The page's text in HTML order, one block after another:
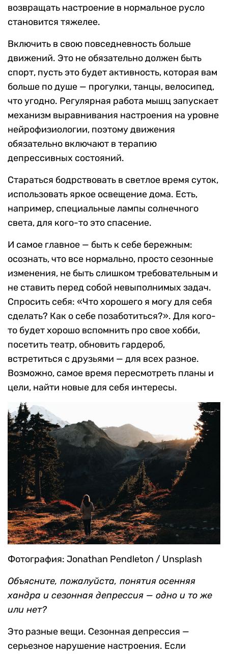
возвращать настроение в нормальное русло
становится тяжелее.
Включить в свою повседневность больше
движений. Это не обязательно должен быть
спорт, пусть это будет активность, которая вам
больше по душе — прогулки, танцы, велосипед,
что угодно. Регулярная работа мышц запускает
механизм выравнивания настроения на уровне
нейрофизиологии, поэтому движения
обязательно включают в терапию
депрессивных состояний.
Стараться бодрствовать в светлое время суток,
использовать яркое освещение дома. Есть,
например, специальные лампы солнечного
света, для кого-то это спасение.
И самое главное — быть к себе бережным:
осознать, что все нормально, просто сезонные
изменения, не быть слишком требовательным и
не ставить перед собой невыполнимых задач.
Спросить себя: «Что хорошего я могу для себя
сделать? Как о себе позаботиться?». Для кого-
то будет хорошо вспомнить про свое хобби,
посетить театр, обновить гардероб,
встретиться с друзьями — для всех разное.
Возможно, самое время пересмотреть планы и
цели, найти новые для себя интересы.
Фотография: Jonathan Pendleton / Unsplash
Объясните, пожалуйста, понятия осенняя
хандра и сезонная депрессия — одно и то же
или нет?
Это разные вещи. Сезонная депрессия —
серьезное нарушение настроения. Если